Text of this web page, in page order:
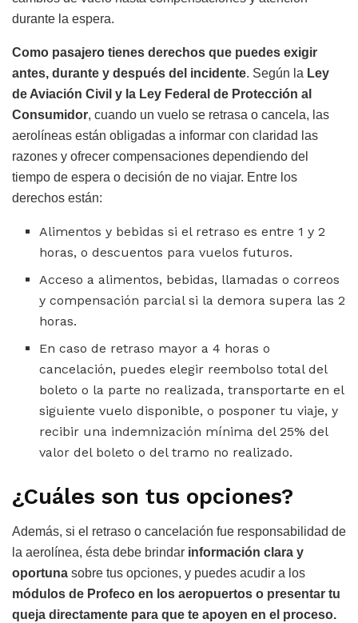
durante la espera.
Como pasajero tienes derechos que puedes exigir
antes, durante y después del incidente. Según la Ley
de Aviación Civil y la Ley Federal de Protección al
Consumidor, cuando un vuelo se retrasa o cancela, las
aerolíneas están obligadas a informar con claridad las
razones y ofrecer compensaciones dependiendo del
tiempo de espera o decisión de no viajar. Entre los
derechos están:
Alimentos y bebidas si el retraso es entre 1 y 2
horas, o descuentos para vuelos futuros.
Acceso a alimentos, bebidas, llamadas o correos
y compensación parcial si la demora supera las 2
horas.
En caso de retraso mayor a 4 horas o
cancelación, puedes elegir reembolso total del
boleto o la parte no realizada, transportarte en el
siguiente vuelo disponible, o posponer tu viaje, y
recibir una indemnización mínima del 25% del
valor del boleto o del tramo no realizado.
¿Cuáles son tus opciones?
Además, si el retraso o cancelación fue responsabilidad de
la aerolínea, ésta debe brindar información clara y
oportuna sobre tus opciones, y puedes acudir a los
módulos de Profeco en los aeropuertos o presentar tu
queja directamente para que te apoyen en el proceso.